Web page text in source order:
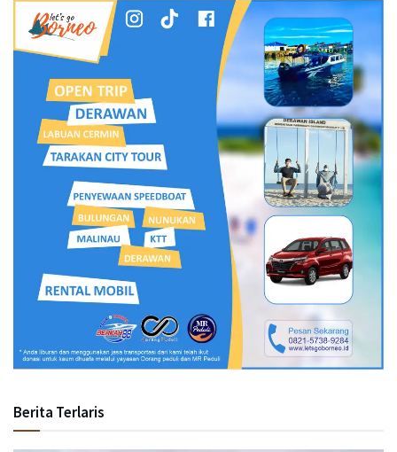
Berita Terlaris